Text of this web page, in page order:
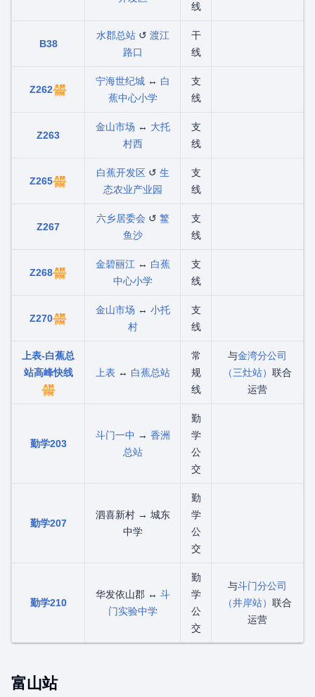
线
B38
水郡总站↺ 渡江
路口
干
线
Z262
宁海世纪城↔ 白
蕉中心小学
支
线
Z263
金山市场 ↔ 大托
村西
支
线
Z265
白蕉开发区↺ 生
态农业产业园
支
线
Z267
六乡居委会 ↺ 鳘
鱼沙
支
线
Z268
金碧丽江 ↔ 白蕉
中心小学
支
线
Z270
金山市场 ↔ 小托
村
支
线
上表-白蕉总
站高峰快线
上表 ↔ 白蕉总站
常
规
线
与金湾分公司
（三灶站） 联合
运营
勤学203
斗门一中 → 香洲
总站
勤
学
公
交
勤学207
泗喜新村 → 城东
中学
勤
学
公
交
勤学210
华发依山郡 ↔ 斗
门实验中学
勤
学
公
交
与斗门分公司
（井岸站） 联合
运营
富山站